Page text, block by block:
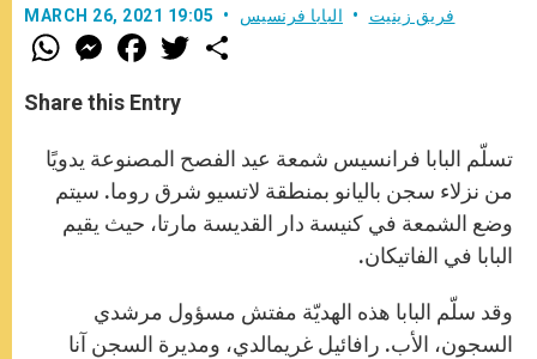
MARCH 26, 2021 19:05 فريق زينيت البابا فرنسيس
W
h
t
s
p
p
M
e
s
e
g
e
r
F
a
e
b
k
w
Share this Entry
تسلّم البابا فرانسيس شمعة عيد الفصح المصنوعة يدويًا
من نزلاء سجن باليانو بمنطقة لاتسيو شرق روما. سيتم
وضع الشمعة في كنيسة دار القديسة مارتا، حيث يقيم
البابا في الفاتيكان.
وقد سلّم البابا هذه الهديّة مفتش مسؤول مرشدي
السجون، الأب. رافائيل غريمالدي، ومديرة السجن آنا